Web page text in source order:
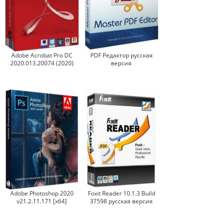
Adobe Acrobat Pro DC
2020.013.20074 (2020)
PDF Редактор русская
версия
Adobe Photoshop 2020
v21.2.11.171 [x64]
Foxit Reader 10.1.3 Build
37598 русская версия